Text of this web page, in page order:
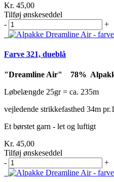
Kr. 45,00
Tilføj ønskeseddel
-
+
Farve 321, dueblå
"Dreamline Air" 78%
Løbelængde 25gr = ca. 235m
vejledende strikkefasthed 34m
Et børstet garn - let og luftigt
Kr. 45,00
Tilføj ønskeseddel
-
+